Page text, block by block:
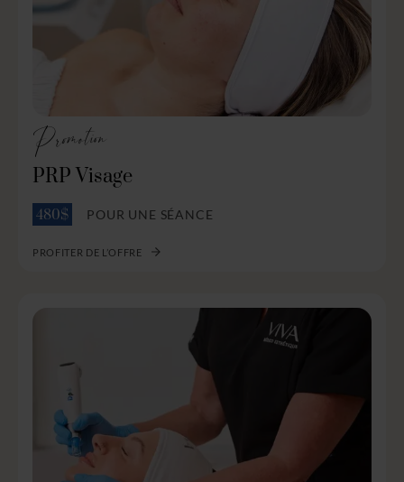
Promotion
PRP Visage
480$ POUR UNE SÉANCE
PROFITER DE L’OFFRE